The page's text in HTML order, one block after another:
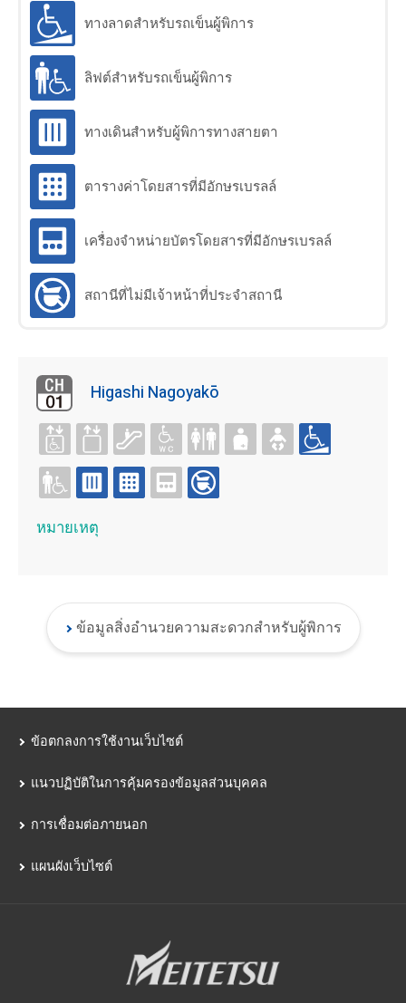
Special Discount Tickets
Tap to Ride
สถานที่ท่องเที่ยว
สิ่งอำนวยความสะดวก - Wi-Fi และอื่นๆ
Company Profile・I
R(เฉพาะภาษาอังกฤ
หนึ่งทางอินเตอร์
ทางลาดสำหรับรถเข็นผู้พิการ
ลิฟต์สำหรับรถเข็นผู้พิการ
ทางเดินสำหรับผู้พิการทางสายตา
ตารางค่าโดยสารที่มีอักษรเบรลล์
เครื่องจำหน่ายบัตรโดยสารที่มีอักษรเบรลล์
สถานีที่ไม่มีเจ้าหน้าที่ประจำสถานี
Higashi Nagoyakō
หมายเหตุ
ข้อมูลสิ่งอำนวยความสะดวกสำหรับผู้พิการ
ข้อตกลงการใช้งานเว็บไซต์
แนวปฏิบัติในการคุ้มครองข้อมูลส่วนบุคคล
การเชื่อมต่อภายนอก
แผนผังเว็บไซต์